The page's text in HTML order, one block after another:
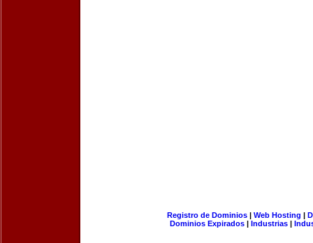
Registro de Dominios| Web Hosting |
Dominios Expirados | Industrias |